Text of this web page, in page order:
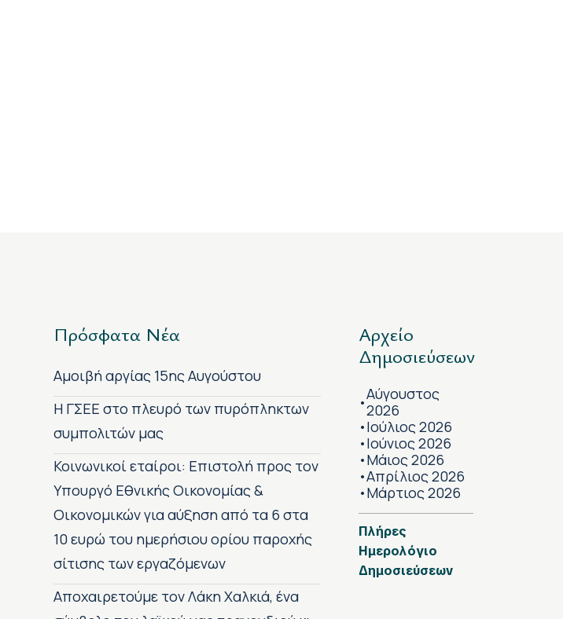
Πρόσφατα Νέα
Αμοιβή αργίας 15ης Αυγούστου
H ΓΣΕΕ στο πλευρό των πυρόπληκτων
συμπολιτών μας
Κοινωνικοί εταίροι: Επιστολή προς τον
Υπουργό Εθνικής Οικονομίας &
Οικονομικών για αύξηση από τα 6 στα
10 ευρώ του ημερήσιου ορίου παροχής
σίτισης των εργαζόμενων
Αποχαιρετούμε τον Λάκη Χαλκιά, ένα
Αρχείο
Δημοσιεύσεων
•Αύγουστος
2026
•Ιούλιος 2026
•Ιούνιος 2026
•Μάιος 2026
•Απρίλιος 2026
•Μάρτιος 2026
Πλήρες
Ημερολόγιο
Δημοσιεύσεων